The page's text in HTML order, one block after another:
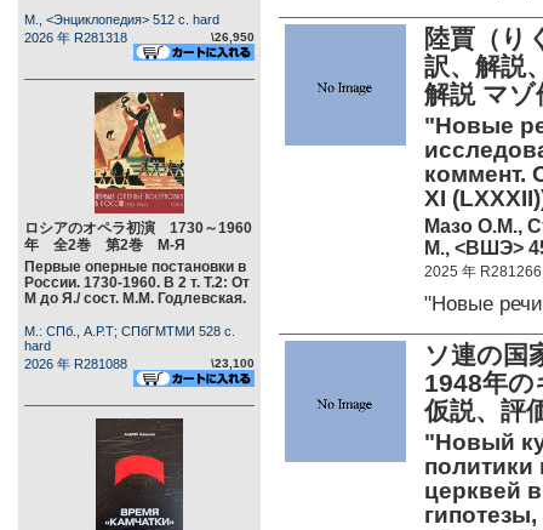
М., <Энциклопедия> 512 c. hard
2026 年 R281318
\26,950
ロシアのオペラ初演 1730～1960
年 全2巻 第2巻 М-Я
Первые оперные постановки в
России. 1730-1960. В 2 т. Т.2: От
М до Я./ сост. М.М. Годлевская.
М.: СПб., А.Р.Т; СПбГМТМИ 528 c.
hard
2026 年 R281088
\23,100
陸賈（り
訳、解説
解説 マゾ
"Новые
коммент.
XI
Мазо О.М.,
М., <ВШЭ>
2025 年 R281266
"Новые
ソ連の国
1948年
仮説、
"Новый
церквей